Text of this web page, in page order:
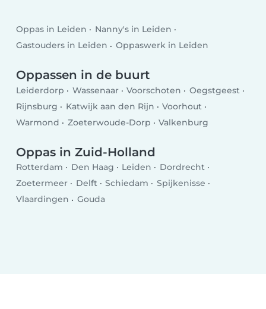
Oppas in Leiden
Nanny's in Leiden
Gastouders in Leiden
Oppaswerk in Leiden
Oppassen in de buurt
Leiderdorp Wassenaar Voorschoten
Oegstgeest
Rijnsburg
Katwijk aan den Rijn
Voorhout
Warmond
Zoeterwoude-Dorp Valkenburg
Oppas in Zuid-Holland
Rotterdam Den Haag Leiden
Dordrecht
Zoetermeer
Delft Schiedam
Spijkenisse
Vlaardingen
Gouda